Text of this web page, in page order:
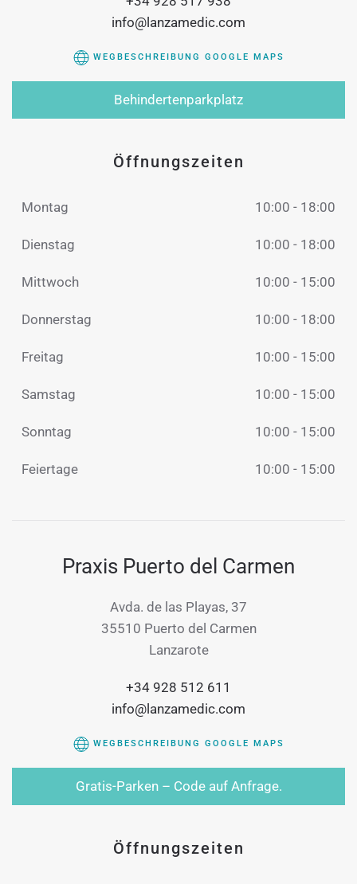
info@lanzamedic.com
WEGBESCHREIBUNG GOOGLE MAPS
Behindertenparkplatz
Öffnungszeiten
Montag 10:00 - 18:00
Dienstag 10:00 - 18:00
Mittwoch 10:00 - 15:00
Donnerstag 10:00 - 18:00
Freitag 10:00 - 15:00
Samstag 10:00 - 15:00
Sonntag 10:00 - 15:00
Feiertage 10:00 - 15:00
Praxis Puerto del Carmen
Avda. de las Playas, 37
35510 Puerto del Carmen
Lanzarote
+34 928 512 611
info@lanzamedic.com
WEGBESCHREIBUNG GOOGLE MAPS
Gratis-Parken – Code auf Anfrage.
Öffnungszeiten